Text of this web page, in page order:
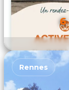
6
Rennes